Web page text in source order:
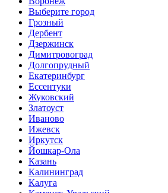
Выберите город
Грозный
Дербент
Дзержинск
Димитровоград
Долгопрудный
Екатеринбург
Ессентуки
Жуковский
Златоуст
Иваново
Ижевск
Иркутск
Йошкар-Ола
Казань
Калининград
Калуга